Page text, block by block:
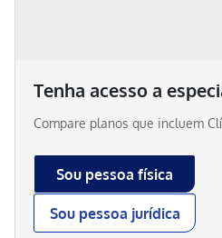
Tenha acesso a
Compare planos que incluem
Sou pessoa física
Sou pessoa jurídica